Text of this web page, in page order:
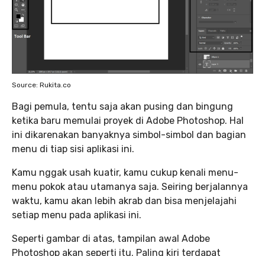
Source: Rukita.co
Bagi pemula, tentu saja akan pusing dan bingung
ketika baru memulai proyek di Adobe Photoshop. Hal
ini dikarenakan banyaknya simbol-simbol dan bagian
menu di tiap sisi aplikasi ini.
Kamu nggak usah kuatir, kamu cukup kenali menu-
menu pokok atau utamanya saja. Seiring berjalannya
waktu, kamu akan lebih akrab dan bisa menjelajahi
setiap menu pada aplikasi ini.
Seperti gambar di atas, tampilan awal Adobe
Photoshop akan seperti itu. Paling kiri terdapat